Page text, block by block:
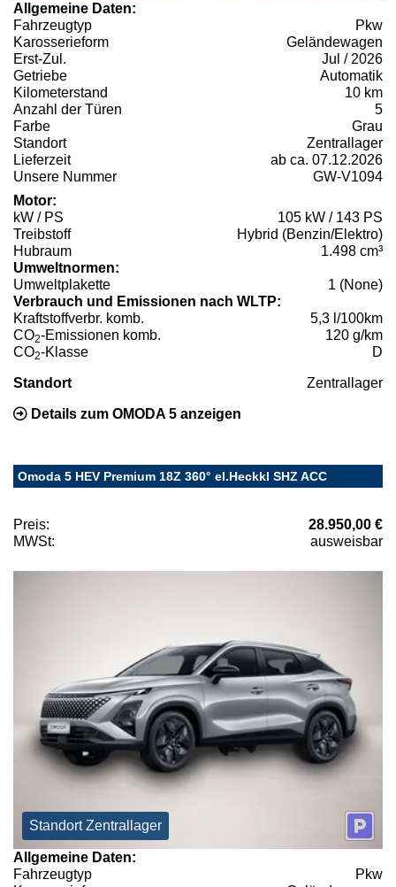
Allgemeine Daten:
Fahrzeugtyp
Pkw
Karosserieform
Geländewagen
Erst-Zul.
Jul / 2026
Getriebe
Automatik
Kilometerstand
10 km
Anzahl der Türen
5
Farbe
Grau
Standort
Zentrallager
Lieferzeit
ab ca. 07.12.2026
Unsere Nummer
GW-V1094
Motor:
kW / PS
105 kW / 143 PS
Treibstoff
Hybrid (Benzin/Elektro)
Hubraum
1.498 cm³
Umweltnormen:
Umweltplakette
1 (None)
Verbrauch und Emissionen nach WLTP:
Kraftstoffverbr. komb.
5,3 l/100km
CO2-Emissionen komb.
120 g/km
CO2-Klasse D
Standort Zentrallager
Details zum OMODA 5 anzeigen
Omoda 5 HEV Premium 18Z 360° el.Heckkl SHZ ACC
Preis:
28.950,00 €
MWSt:
ausweisbar
Standort Zentrallager
Allgemeine Daten:
Fahrzeugtyp
Pkw